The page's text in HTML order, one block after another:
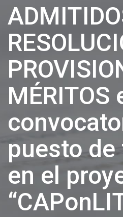
MÉRITOS
puesto
en el